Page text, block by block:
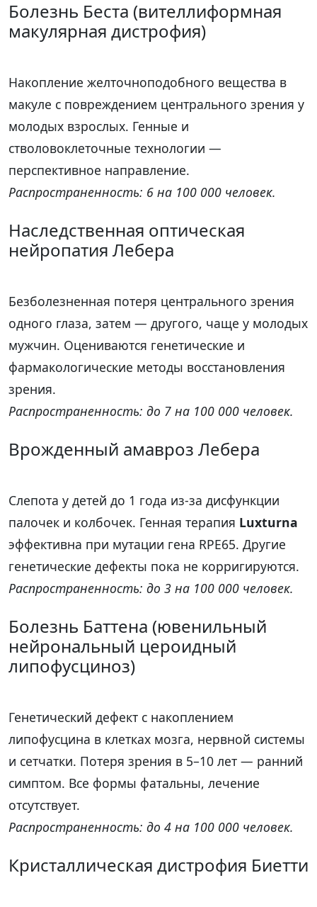
Болезнь Беста (вителлиформная
макулярная дистрофия)
Накопление желточноподобного вещества в
макуле с повреждением центрального зрения у
молодых взрослых. Генные и
стволовоклеточные технологии —
перспективное направление.
Распространенность: 6 на 100 000 человек.
Наследственная оптическая
нейропатия Лебера
Безболезненная потеря центрального зрения
одного глаза, затем — другого, чаще у молодых
мужчин. Оцениваются генетические и
фармакологические методы восстановления
зрения.
Распространенность: до 7 на 100 000 человек.
Врожденный амавроз Лебера
Слепота у детей до 1 года из-за дисфункции
палочек и колбочек. Генная терапия Luxturna
эффективна при мутации гена RPE65. Другие
генетические дефекты пока не корригируются.
Распространенность: до 3 на 100 000 человек.
Болезнь Баттена (ювенильный
нейрональный цероидный
липофусциноз)
Генетический дефект с накоплением
липофусцина в клетках мозга, нервной системы
и сетчатки. Потеря зрения в 5–10 лет — ранний
симптом. Все формы фатальны, лечение
отсутствует.
Распространенность: до 4 на 100 000 человек.
Кристаллическая дистрофия Биетти